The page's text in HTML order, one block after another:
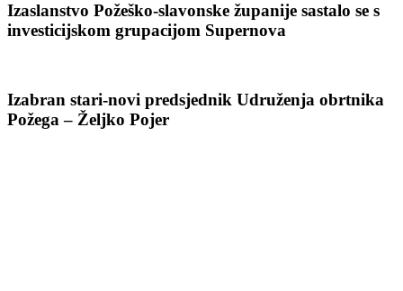
Izaslanstvo Požeško-slavonske županije sastalo se s
investicijskom grupacijom Supernova
Izabran stari-novi predsjednik Udruženja obrtnika
Požega – Željko Pojer